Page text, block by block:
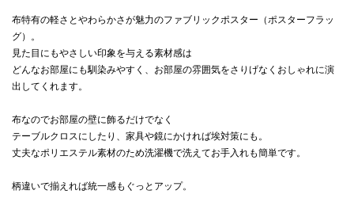
布特有の軽さとやわらかさが魅力のファブリックポスター（ポスターフラッ
グ）。
見た目にもやさしい印象を与える素材感は
どんなお部屋にも馴染みやすく、お部屋の雰囲気をさりげなくおしゃれに演
出してくれます。
布なのでお部屋の壁に飾るだけでなく
テーブルクロスにしたり、家具や鏡にかければ埃対策にも。
丈夫なポリエステル素材のため洗濯機で洗えてお手入れも簡単です。
柄違いで揃えれば統一感もぐっとアップ。